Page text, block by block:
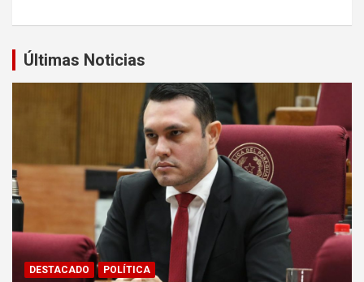
Últimas Noticias
DESTACADO POLÍTICA